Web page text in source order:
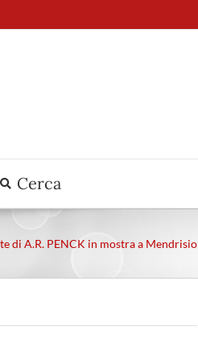
Cerca
di A.R. PENCK in mostra a Mendrisio